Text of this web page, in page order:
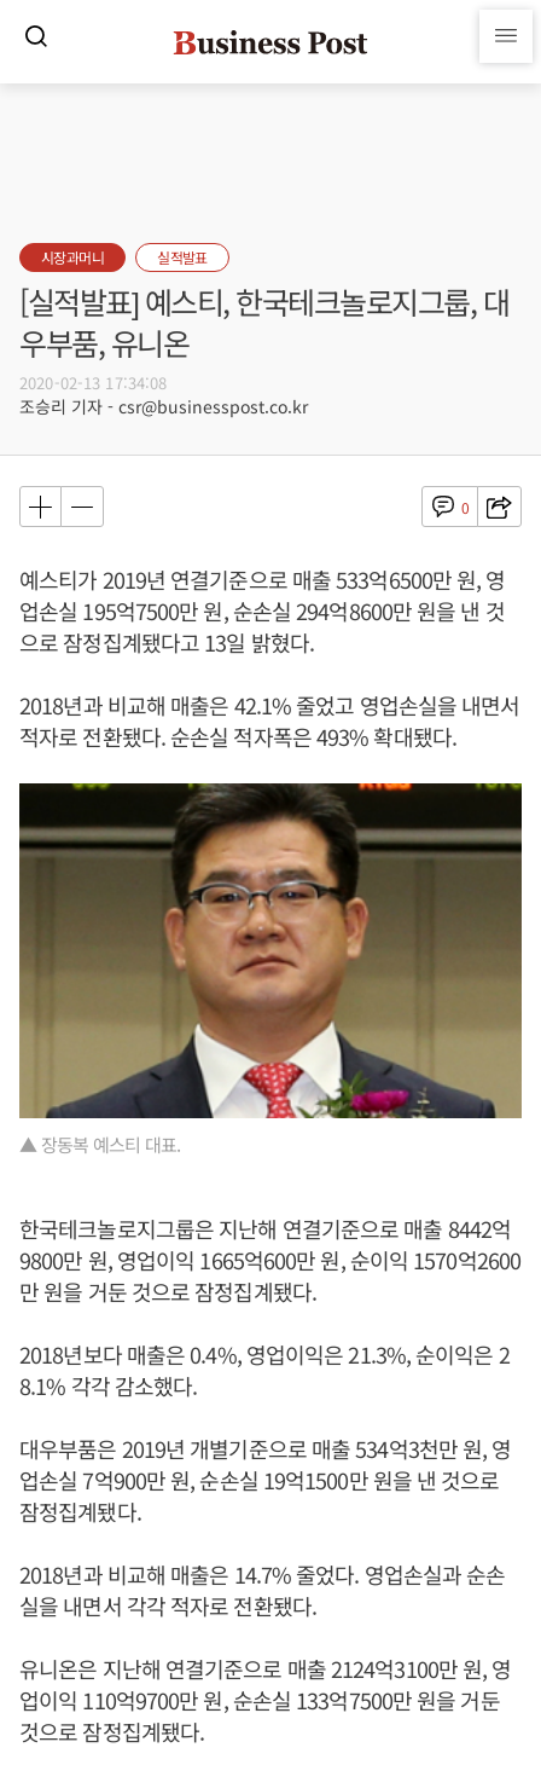
시장과머니 실적발표
[실적발표] 예스티, 한국테크놀로지그룹, 대
우부품, 유니온
2020-02-13 17:34:08
조승리 기자 - csr@businesspost.co.kr
0
예스티가 2019년 연결기준으로 매출 533억6500만 원, 영
업손실 195억7500만 원, 순손실 294억8600만 원을 낸 것
으로 잠정집계됐다고 13일 밝혔다.
2018년과 비교해 매출은 42.1% 줄었고 영업손실을 내면서
적자로 전환됐다. 순손실 적자폭은 493% 확대됐다.
▲ 장동복 예스티 대표.
한국테크놀로지그룹은 지난해 연결기준으로 매출 8442억
9800만 원, 영업이익 1665억600만 원, 순이익 1570억2600
만 원을 거둔 것으로 잠정집계됐다.
2018년보다 매출은 0.4%, 영업이익은 21.3%, 순이익은 2
8.1% 각각 감소했다.
대우부품은 2019년 개별기준으로 매출 534억3천만 원, 영
업손실 7억900만 원, 순손실 19억1500만 원을 낸 것으로
잠정집계됐다.
2018년과 비교해 매출은 14.7% 줄었다. 영업손실과 순손
실을 내면서 각각 적자로 전환됐다.
유니온은 지난해 연결기준으로 매출 2124억3100만 원, 영
업이익 110억9700만 원, 순손실 133억7500만 원을 거둔
것으로 잠정집계됐다.